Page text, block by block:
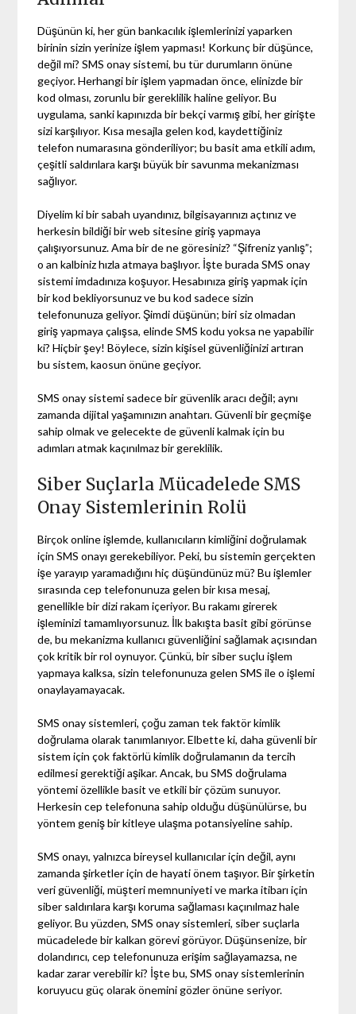
Düşünün ki, her gün bankacılık işlemlerinizi yaparken
birinin sizin yerinize işlem yapması! Korkunç bir düşünce,
değil mi? SMS onay sistemi, bu tür durumların önüne
geçiyor. Herhangi bir işlem yapmadan önce, elinizde bir
kod olması, zorunlu bir gereklilik haline geliyor. Bu
uygulama, sanki kapınızda bir bekçi varmış gibi, her girişte
sizi karşılıyor. Kısa mesajla gelen kod, kaydettiğiniz
telefon numarasına gönderiliyor; bu basit ama etkili adım,
çeşitli saldırılara karşı büyük bir savunma mekanizması
sağlıyor.
Diyelim ki bir sabah uyandınız, bilgisayarınızı açtınız ve
herkesin bildiği bir web sitesine giriş yapmaya
çalışıyorsunuz. Ama bir de ne göresiniz? “Şifreniz yanlış”;
o an kalbiniz hızla atmaya başlıyor. İşte burada SMS onay
sistemi imdadınıza koşuyor. Hesabınıza giriş yapmak için
bir kod bekliyorsunuz ve bu kod sadece sizin
telefonunuza geliyor. Şimdi düşünün; biri siz olmadan
giriş yapmaya çalışsa, elinde SMS kodu yoksa ne yapabilir
ki? Hiçbir şey! Böylece, sizin kişisel güvenliğinizi artıran
bu sistem, kaosun önüne geçiyor.
SMS onay sistemi sadece bir güvenlik aracı değil; aynı
zamanda dijital yaşamınızın anahtarı. Güvenli bir geçmişe
sahip olmak ve gelecekte de güvenli kalmak için bu
adımları atmak kaçınılmaz bir gereklilik.
Siber Suçlarla Mücadelede SMS
Onay Sistemlerinin Rolü
Birçok online işlemde, kullanıcıların kimliğini doğrulamak
için SMS onayı gerekebiliyor. Peki, bu sistemin gerçekten
işe yarayıp yaramadığını hiç düşündünüz mü? Bu işlemler
sırasında cep telefonunuza gelen bir kısa mesaj,
genellikle bir dizi rakam içeriyor. Bu rakamı girerek
işleminizi tamamlıyorsunuz. İlk bakışta basit gibi görünse
de, bu mekanizma kullanıcı güvenliğini sağlamak açısından
çok kritik bir rol oynuyor. Çünkü, bir siber suçlu işlem
yapmaya kalksa, sizin telefonunuza gelen SMS ile o işlemi
onaylayamayacak.
SMS onay sistemleri, çoğu zaman tek faktör kimlik
doğrulama olarak tanımlanıyor. Elbette ki, daha güvenli bir
sistem için çok faktörlü kimlik doğrulamanın da tercih
edilmesi gerektiği aşikar. Ancak, bu SMS doğrulama
yöntemi özellikle basit ve etkili bir çözüm sunuyor.
Herkesin cep telefonuna sahip olduğu düşünülürse, bu
yöntem geniş bir kitleye ulaşma potansiyeline sahip.
SMS onayı, yalnızca bireysel kullanıcılar için değil, aynı
zamanda şirketler için de hayati önem taşıyor. Bir şirketin
veri güvenliği, müşteri memnuniyeti ve marka itibarı için
siber saldırılara karşı koruma sağlaması kaçınılmaz hale
geliyor. Bu yüzden, SMS onay sistemleri, siber suçlarla
mücadelede bir kalkan görevi görüyor. Düşünsenize, bir
dolandırıcı, cep telefonunuza erişim sağlayamazsa, ne
kadar zarar verebilir ki? İşte bu, SMS onay sistemlerinin
koruyucu güç olarak önemini gözler önüne seriyor.